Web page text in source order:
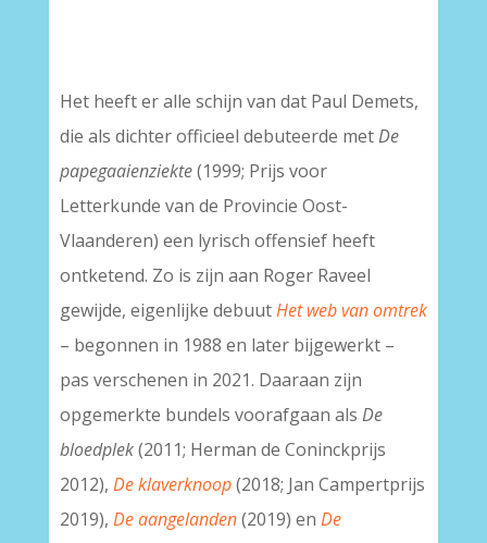
Het heeft er alle schijn van dat Paul Demets,
die als dichter officieel debuteerde metDe
papegaaienziekte(1999; Prijs voor
Letterkunde van de Provincie Oost-
Vlaanderen) een lyrisch offensief heeft
ontketend. Zo is zijn aan Roger Raveel
gewijde, eigenlijke debuutHet web van omtrek
– begonnen in 1988 en later bijgewerkt –
pas verschenen in 2021. Daaraan zijn
opgemerkte bundels voorafgaan als De
bloedplek(2011; Herman de Coninckprijs
2012), De klaverknoop(2018; Jan Campertprijs
2019), De aangelanden(2019) en De